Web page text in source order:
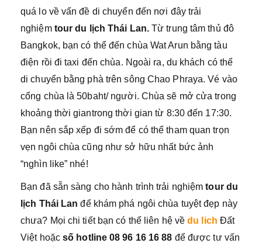
quá lo về vấn đề di chuyển đến nơi đây trải
nghiệm tour du lịch Thái Lan.Từ trung tâm thủ đô
Bangkok, bạn có thể đến chùa Wat Arun bằng tàu
điện rồi đi taxi đến chùa. Ngoài ra, du khách có thể
di chuyển bằng phà trên sông Chao Phraya. Vé vào
cổng chùa là 50baht/ người. Chùa sẽ mở cửa trong
khoảng thời giantrong thời gian từ 8:30 đến 17:30.
Bạn nên sắp xếp đi sớm để có thể tham quan trọn
vẹn ngôi chùa cũng như sở hữu nhất bức ảnh
“nghìn like” nhé!
Bạn đã sẵn sàng cho hành trình trải nghiệmtour du
lịch Thái Lan để khám phá ngôi chùa tuyệt đẹp này
chưa? Mọi chi tiết bạn có thể liên hệ vềdu lich Đất
Việt hoặc số hotline 08 96 16 16 88 để được tư vấn